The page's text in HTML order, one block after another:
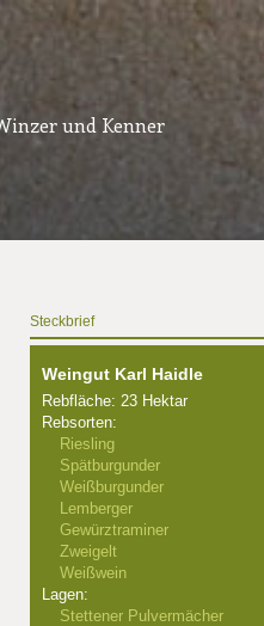
und Kenner
Steckbrief
Weingut Karl Haidle
Rebfläche: 23 Hektar
Rebsorten:
Riesling
Spätburgunder
Weißburgunder
Lemberger
Gewürztraminer
Zweigelt
Weißwein
Lagen:
Stettener Pulvermächer